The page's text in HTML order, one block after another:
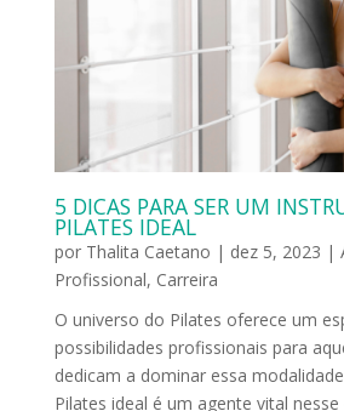
5 DICAS PARA SER UM
PILATES IDEAL
por Thalita Caetano | dez 5, 2023 |
Profissional, Carreira
O universo do Pilates oferece um
possibilidades profissionais para
dedicam a dominar essa
Pilates ideal é um agente vital nesse